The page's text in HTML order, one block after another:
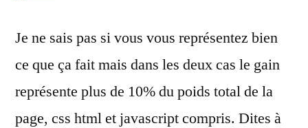
Je ne sais pas si vous vous représentez bien
ce que ça fait mais dans les deux cas le gain
représente plus de 10% du poids total de la
page, css html et javascript compris. Dites à